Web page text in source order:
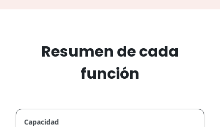
Resumen de cada
función
Capacidad